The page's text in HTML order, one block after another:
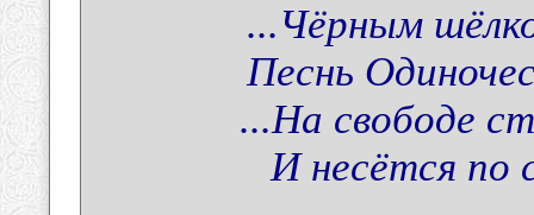
...Чёрным
Песнь
...На свободе
И несётся по